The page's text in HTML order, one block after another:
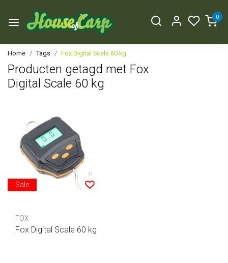
0
Home Tags Fox Digital Scale 60 kg
Producten getagd met Fox
Digital Scale 60 kg
Sale
FOX
Fox Digital Scale 60 kg